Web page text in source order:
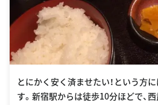
とにかく安く済ませたい！という方
す。新宿駅からは徒歩10分ほどで、